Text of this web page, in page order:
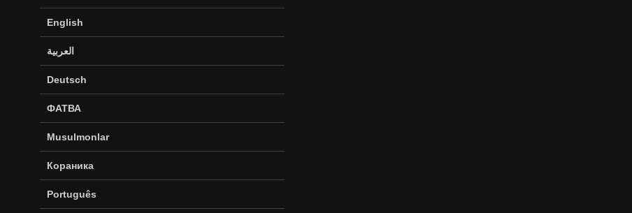
English
العربية
Deutsch
ФАТВА
Musulmonlar
Кораника
Português